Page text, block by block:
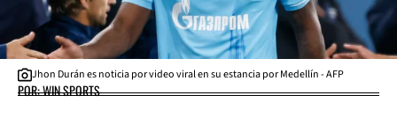
Jhon Durán es noticia por video viral en su estancia por Medellín - AFP
POR: WIN SPORTS